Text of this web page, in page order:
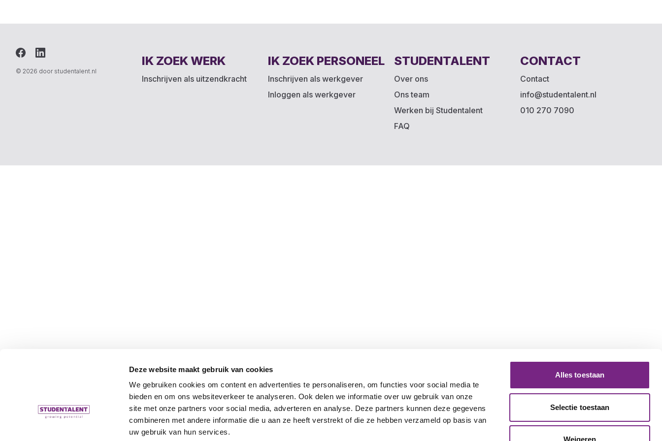
Deze website maakt gebruik van cookies
We gebruiken cookies om content en advertenties te personaliseren, om functies voor social media te
bieden en om ons websiteverkeer te analyseren. Ook delen we informatie over uw gebruik van onze
site met onze partners voor social media, adverteren en analyse. Deze partners kunnen deze gegevens
combineren met andere informatie die u aan ze heeft verstrekt of die ze hebben verzameld op basis van
uw gebruik van hun services.
Alles toestaan
Selectie toestaan
Weigeren
© 2026 door studentalent.nl
IK ZOEK WERK
Inschrijven als uitzendkracht
IK ZOEK PERSONEEL
Inschrijven als werkgever
Inloggen als werkgever
STUDENTALENT
Over ons
Ons team
Werken bij Studentalent
FAQ
CONTACT
Contact
info@studentalent.nl
010 270 7090